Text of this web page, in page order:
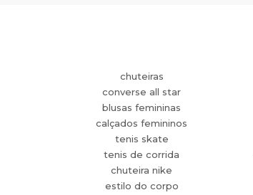
chuteiras
converse all star
blusas femininas
calçados femininos
tenis skate
tenis de corrida
chuteira nike
estilo do corpo